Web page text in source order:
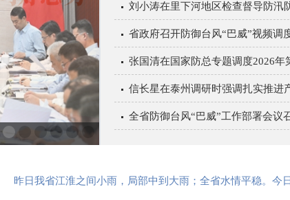
刘小涛在里下河地区检查督导防汛
省政府召开防御台风“巴威”视频调
张国清在国家防总专题调度2026年
信长星在泰州调研时强调扎实推进
全省防御台风“巴威”工作部署会议
昨日我省江淮之间小雨，局部中到大雨；全省水情平稳。今日